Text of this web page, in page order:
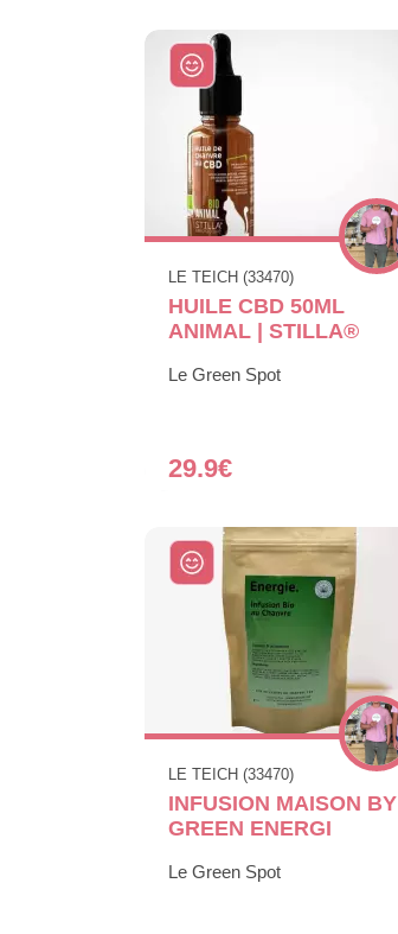
LE TEICH (33470)
HUILE CBD 50ML
ANIMAL | STILLA®
Le Green Spot
29.9€
LE TEICH (33470)
INFUSION MAISON BY
GREEN ENERGI
Le Green Spot